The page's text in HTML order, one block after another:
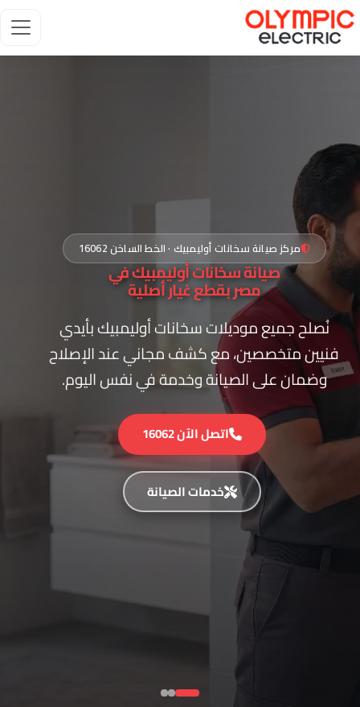
مركز صيانة سخانات أوليمبيك · الخط الساخن 16062
صيانة سخانات أوليمبيك في
مصر بقطع غيار أصلية
نُصلح جميع موديلات سخانات أوليمبيك بأيدي
فنيين متخصصين، مع كشف مجاني عند الإصلاح
وضمان على الصيانة وخدمة في نفس اليوم.
اتصل الآن 16062
خدمات الصيانة